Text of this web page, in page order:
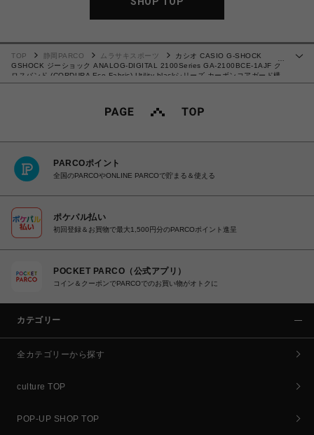
TOP 静岡PARCO ムラサキスポーツ
カシオ CASIO G-SHOCK
GSHOCK ジーショック ANALOG-DIGITAL 2100Series GA-2100BCE-1AJF ク
ロスバンド (CORDURA Eco Fabric) Utility blackシリーズ カーボンコアガード構
造 耐衝撃構造 20気圧防水 八角形 オクタゴン 腕時計 国内正規品 【送料無料 北海
PARCOポイント
全国のPARCOやONLINE PARCOで貯まる＆使える
ポケパル払い
初回登録＆お買物で最大1,500円分のPARCOポイント進呈
POCKET PARCO（公式アプリ）
コイン＆クーポンでPARCOでのお買い物がオトクに
カテゴリー
全カテゴリーから探す
culture TOP
POP-UP SHOP TOP